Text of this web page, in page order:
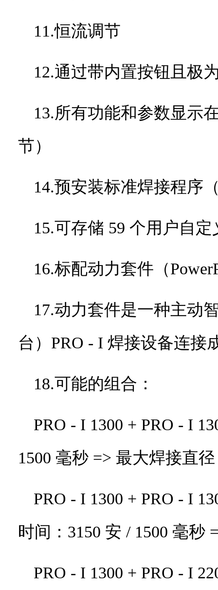
11.恒流调节
12.通过带内置按钮且极
13.所有功能和参数显示
节）
14.预安装标准焊接程序
15.可存储 59个用户自定
16.标配动力套件（
17.动力套件是一种主动
台） PRO - I焊接设备连接
18.可能的组合：
PRO - I 1300 + PRO - I
1500 毫秒 =>最大焊接直径
PRO - I 1300 + PRO - I
时间： 3150 安 / 1500 毫秒
PRO - I 1300 + PRO - I